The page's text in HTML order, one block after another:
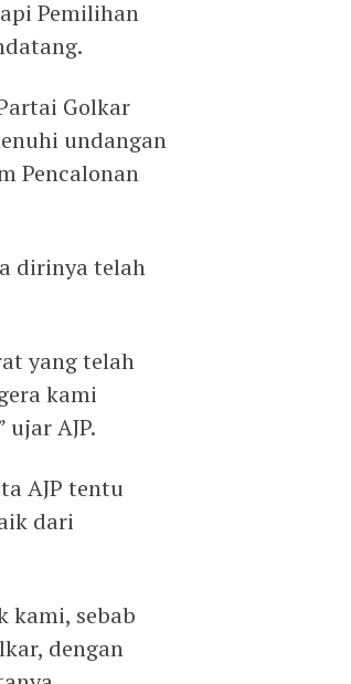
Pemilihan
Golkar
undangan
Pencalonan
dirinya telah
yang telah
kami
AJP.
AJP tentu
dari
kami, sebab
dengan